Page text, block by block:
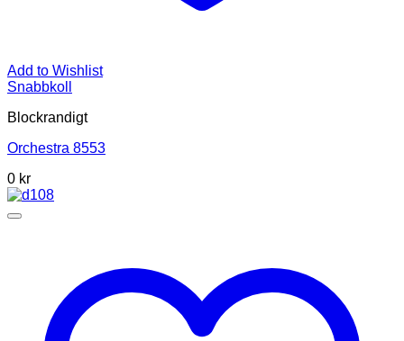
Add to Wishlist
Snabbkoll
Blockrandigt
Orchestra 8553
0 kr